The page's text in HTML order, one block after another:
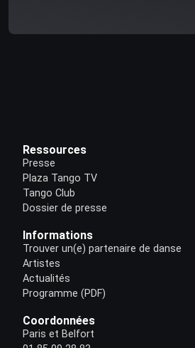
Ressources
Presse
Plaza Tango TV
Tango Club
Dossier de presse
Informations
Trouver un(e) partenaire de danse
Artistes
Actualités
Programme (PDF)
Coordonnées
Paris et Belfort